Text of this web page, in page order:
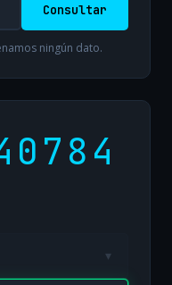
Consultar
ningún dato.
▾